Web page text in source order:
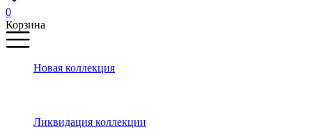
0
Корзина
Новая коллекция
Ликвидация коллекции